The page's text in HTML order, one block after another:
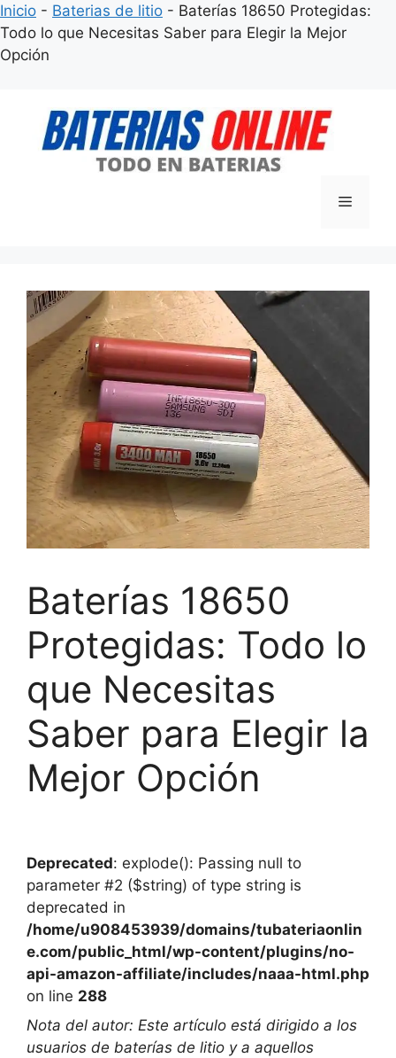
Inicio - Baterias de litio - Baterías 18650 Protegidas:
Todo lo que Necesitas Saber para Elegir la Mejor
Opción
contenido
Menú
Baterías 18650
Protegidas: Todo lo
que Necesitas
Saber para Elegir la
Mejor Opción
Deprecated: explode(): Passing null to
parameter #2 ($string) of type string is
deprecated in
/home/u908453939/domains/tubateriaonlin
e.com/public_html/wp-content/plugins/no-
api-amazon-affiliate/includes/naaa-html.php
on line 288
Nota del autor: Este artículo está dirigido a los
usuarios de baterías de litio y a aquellos